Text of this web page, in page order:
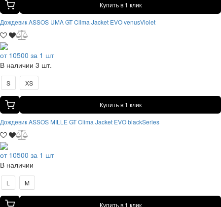
Купить в 1 клик
Дождевик ASSOS UMA GT Clima Jacket EVO venusViolet
от 10500 за 1 шт
В наличии 3 шт.
S XS
Купить в 1 клик
Дождевик ASSOS MILLE GT Clima Jacket EVO blackSeries
от 10500 за 1 шт
В наличии
L M
Купить в 1 клик